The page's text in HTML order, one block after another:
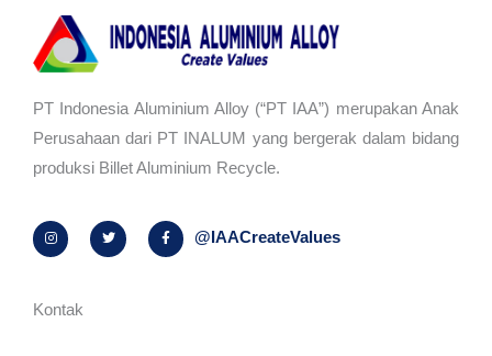
PT Indonesia Aluminium Alloy (“PT IAA”) merupakan Anak
Perusahaan dari PT INALUM yang bergerak dalam bidang
produksi Billet Aluminium Recycle.
I
n
s
r
a
T
w
i
F
a
c
@IAACreateValues
Kontak